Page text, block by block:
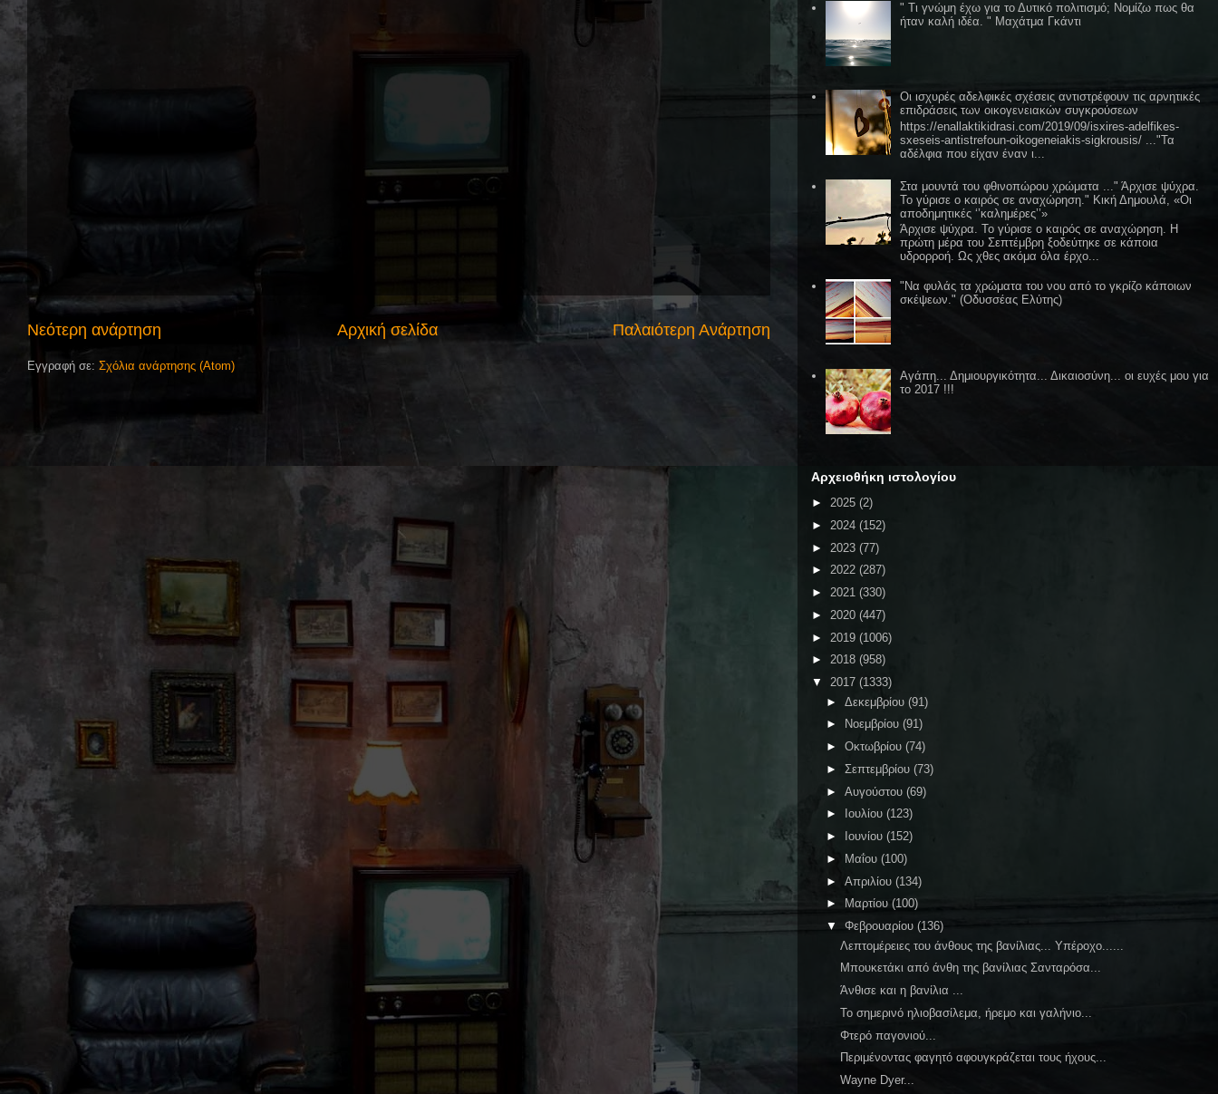
Νεότερη ανάρτηση Παλαιότερη Ανάρτηση
Αρχική σελίδα
Εγγραφή σε: Σχόλια ανάρτησης (Atom)
" Τι γνώμη έχω για το Δυτικό πολιτισμό; Νομίζω πως θα
ήταν καλή ιδέα. " Μαχάτμα Γκάντι
Οι ισχυρές αδελφικές σχέσεις αντιστρέφουν τις αρνητικές
επιδράσεις των οικογενειακών συγκρούσεων
https://enallaktikidrasi.com/2019/09/isxires-adelfikes-
sxeseis-antistrefoun-oikogeneiakis-sigkrousis/ ..."Τα
αδέλφια που είχαν έναν ι...
Στα μουντά του φθινοπώρου χρώματα ..." Άρχισε ψύχρα.
Το γύρισε ο καιρός σε αναχώρηση." Κική Δημουλά, «Οι
αποδημητικές ‘’καλημέρες’’»
Άρχισε ψύχρα. Το γύρισε ο καιρός σε αναχώρηση. Η
πρώτη μέρα του Σεπτέμβρη ξοδεύτηκε σε κάποια
υδρορροή. Ως χθες ακόμα όλα έρχο...
"Να φυλάς τα χρώματα του νου από το γκρίζο κάποιων
σκέψεων." (Οδυσσέας Ελύτης)
Αγάπη... Δημιουργικότητα... Δικαιοσύνη... οι ευχές μου για
το 2017 !!!
Αρχειοθήκη ιστολογίου
► 2025 (2)
► 2024 (152)
► 2023 (77)
► 2022 (287)
► 2021 (330)
► 2020 (447)
► 2019 (1006)
► 2018 (958)
▼ 2017 (1333)
► Δεκεμβρίου (91)
►
Νοεμβρίου (91)
► Οκτωβρίου (74)
► Σεπτεμβρίου (73)
► Αυγούστου (69)
►
Ιουλίου (123)
►
Ιουνίου (152)
►
Μαΐου (100)
► Απριλίου (134)
►
Μαρτίου (100)
▼ Φεβρουαρίου (136)
Λεπτομέρειες του άνθους της βανίλιας... Υπέροχο......
Μπουκετάκι από άνθη της βανίλιας Σανταρόσα...
Άνθισε και η βανίλια ...
Το σημερινό ηλιοβασίλεμα, ήρεμο και γαλήνιο...
Φτερό παγονιού...
Περιμένοντας φαγητό αφουγκράζεται τους ήχους...
Wayne Dyer...